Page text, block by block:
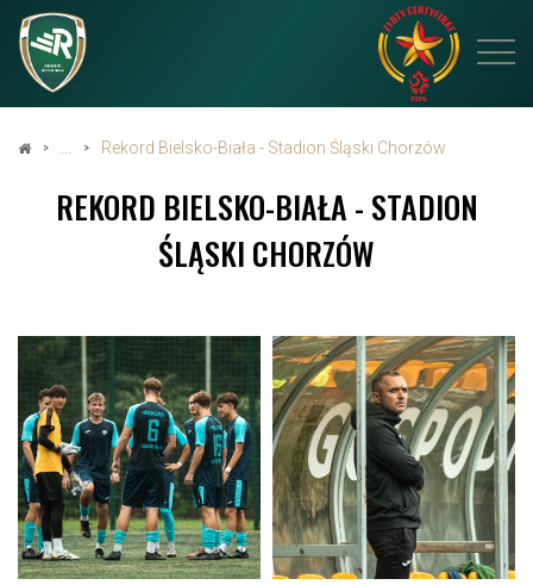
Rekord Bielsko-Biała - Stadion Śląski Chorzów
REKORD BIELSKO-BIAŁA - STADION
ŚLĄSKI CHORZÓW